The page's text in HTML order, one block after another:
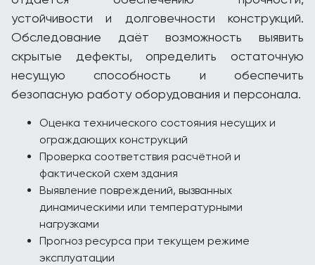
устойчивости и долговечности конструкций.
Обследование даёт возможность выявить
скрытые дефекты, определить остаточную
несущую способность и обеспечить
безопасную работу оборудования и персонала.
Оценка технического состояния несущих и
ограждающих конструкций
Проверка соответствия расчётной и
фактической схем здания
Выявление повреждений, вызванных
динамическими или температурными
нагрузками
Прогноз ресурса при текущем режиме
эксплуатации